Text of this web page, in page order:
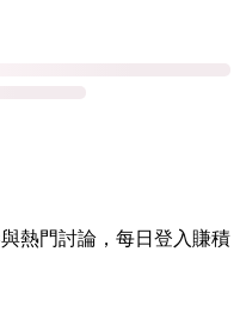
熱門討論，每日登入賺積